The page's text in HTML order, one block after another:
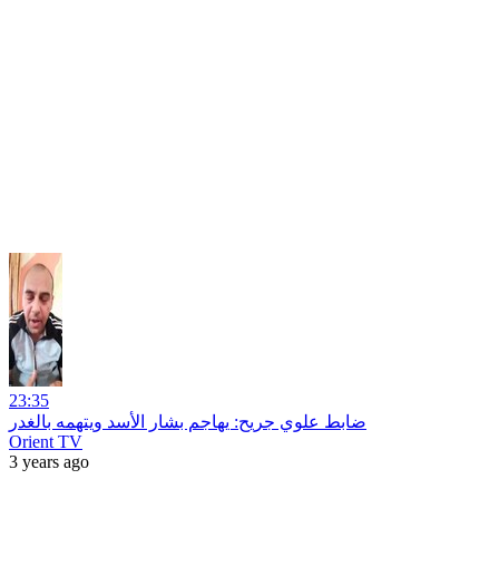
23:35
ضابط علوي جريح: يهاجم بشار الأسد ويتهمه بالغدر
Orient TV
3 years ago